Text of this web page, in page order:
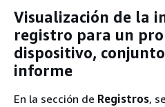
Visualización de la
registro para un
dispositivo,
informe
En la sección de Registros,